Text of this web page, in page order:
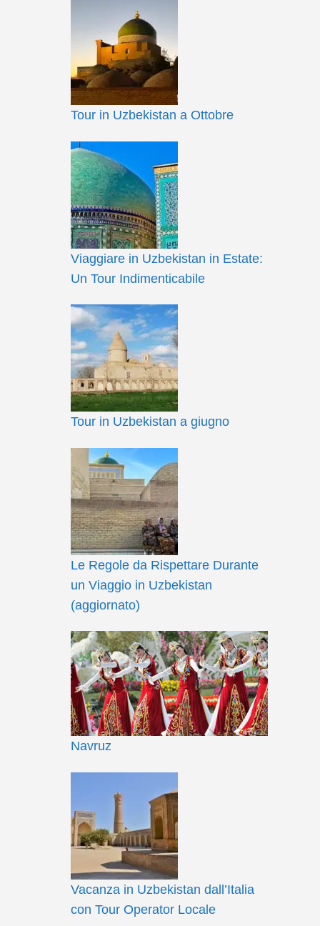
Tour in Uzbekistan a Ottobre
Viaggiare in Uzbekistan in Estate:
Un Tour Indimenticabile
Tour in Uzbekistan a giugno
Le Regole da Rispettare Durante
un Viaggio in Uzbekistan
(aggiornato)
Navruz
Vacanza in Uzbekistan dall’Italia
con Tour Operator Locale